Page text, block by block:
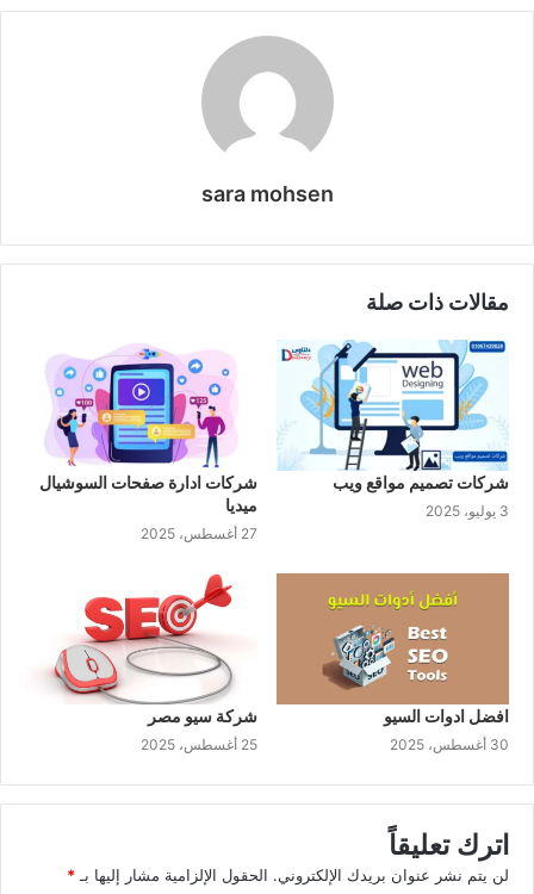
sara mohsen
الويب
مقالات ذات صلة
شركات تصميم مواقع ويب
3 يوليو، 2025
شركات ادارة صفحات السوشيال
ميديا
27 أغسطس، 2025
افضل ادوات السيو
30 أغسطس، 2025
شركة سيو مصر
25 أغسطس، 2025
اترك تعليقاً
لن يتم نشر عنوان بريدك الإلكتروني. الحقول الإلزامية مشار إليها بـ*